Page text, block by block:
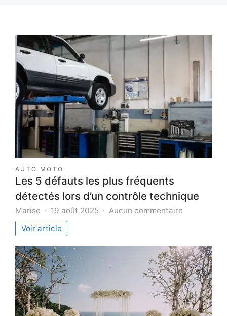
AUTO MOTO
Les 5 défauts les plus fréquents
détectés lors d’un contrôle technique
Marise 19 août 2025 Aucun commentaire
les
plus
fréquents
détectés
lors
d’un
Voir article